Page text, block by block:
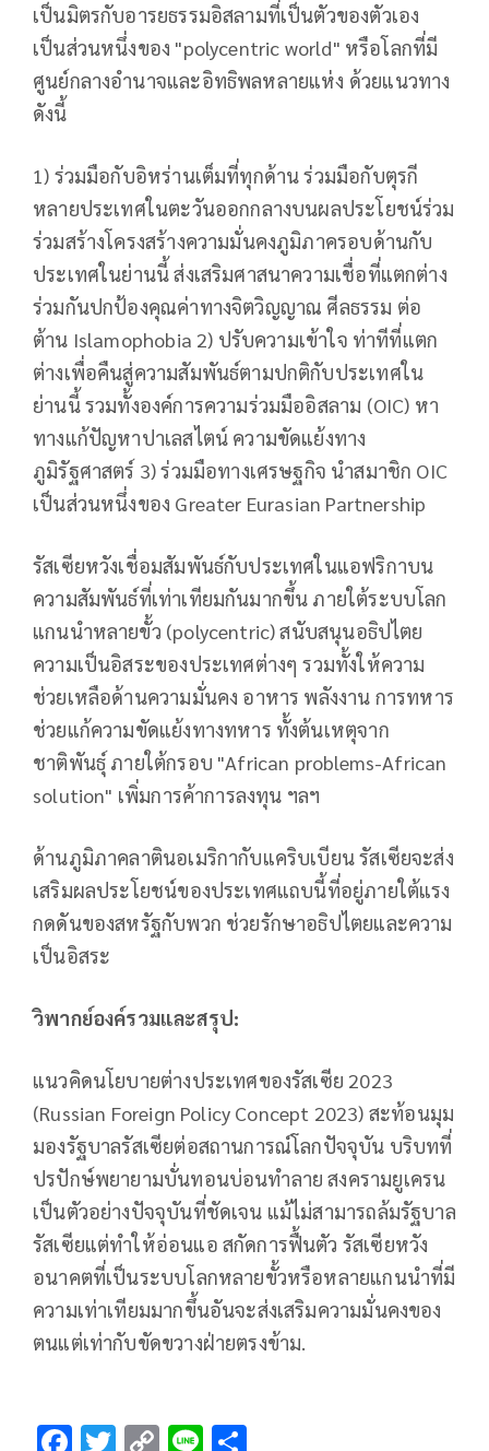
เป็นมิตรกับอารยธรรมอิสลามที่เป็นตัวของตัวเอง
เป็นส่วนหนึ่งของ "polycentric world" หรือโลกที่มี
ศูนย์กลางอำนาจและอิทธิพลหลายแห่ง ด้วยแนวทาง
ดังนี้
1) ร่วมมือกับอิหร่านเต็มที่ทุกด้าน ร่วมมือกับตุรกี
หลายประเทศในตะวันออกกลางบนผลประโยชน์ร่วม
ร่วมสร้างโครงสร้างความมั่นคงภูมิภาครอบด้านกับ
ประเทศในย่านนี้ ส่งเสริมศาสนาความเชื่อที่แตกต่าง
ร่วมกันปกป้องคุณค่าทางจิตวิญญาณ ศีลธรรม ต่อ
ต้าน Islamophobia 2) ปรับความเข้าใจ ท่าทีที่แตก
ต่างเพื่อคืนสู่ความสัมพันธ์ตามปกติกับประเทศใน
ย่านนี้ รวมทั้งองค์การความร่วมมืออิสลาม (OIC) หา
ทางแก้ปัญหาปาเลสไตน์ ความขัดแย้งทาง
ภูมิรัฐศาสตร์ 3) ร่วมมือทางเศรษฐกิจ นำสมาชิก OIC
เป็นส่วนหนึ่งของ Greater Eurasian Partnership
รัสเซียหวังเชื่อมสัมพันธ์กับประเทศในแอฟริกาบน
ความสัมพันธ์ที่เท่าเทียมกันมากขึ้น ภายใต้ระบบโลก
แกนนำหลายขั้ว (polycentric) สนับสนุนอธิปไตย
ความเป็นอิสระของประเทศต่างๆ รวมทั้งให้ความ
ช่วยเหลือด้านความมั่นคง อาหาร พลังงาน การทหาร
ช่วยแก้ความขัดแย้งทางทหาร ทั้งต้นเหตุจาก
ชาติพันธุ์ ภายใต้กรอบ "African problems-African
solution" เพิ่มการค้าการลงทุน ฯลฯ
ด้านภูมิภาคลาตินอเมริกากับแคริบเบียน รัสเซียจะส่ง
เสริมผลประโยชน์ของประเทศแถบนี้ที่อยู่ภายใต้แรง
กดดันของสหรัฐกับพวก ช่วยรักษาอธิปไตยและความ
เป็นอิสระ
วิพากย์องค์รวมและสรุป:
แนวคิดนโยบายต่างประเทศของรัสเซีย 2023
(Russian Foreign Policy Concept 2023) สะท้อนมุม
มองรัฐบาลรัสเซียต่อสถานการณ์โลกปัจจุบัน บริบทที่
ปรปักษ์พยายามบั่นทอนบ่อนทำลาย สงครามยูเครน
เป็นตัวอย่างปัจจุบันที่ชัดเจน แม้ไม่สามารถล้มรัฐบาล
รัสเซียแต่ทำให้อ่อนแอ สกัดการฟื้นตัว รัสเซียหวัง
อนาคตที่เป็นระบบโลกหลายขั้วหรือหลายแกนนำที่มี
ความเท่าเทียมมากขึ้นอันจะส่งเสริมความมั่นคงของ
ตนแต่เท่ากับขัดขวางฝ่ายตรงข้าม.
F T C Li